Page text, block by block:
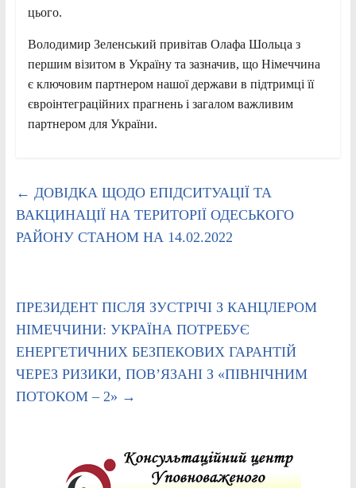
цього.
Володимир Зеленський привітав Олафа Шольца з
першим візитом в Україну та зазначив, що Німеччина
є ключовим партнером нашої держави в підтримці її
євроінтеграційних прагнень і загалом важливим
партнером для України.
← ДОВІДКА ЩОДО ЕПІДСИТУАЦІЇ ТА
ВАКЦИНАЦІЇ НА ТЕРИТОРІЇ ОДЕСЬКОГО
РАЙОНУ СТАНОМ НА 14.02.2022
ПРЕЗИДЕНТ ПІСЛЯ ЗУСТРІЧІ З КАНЦЛЕРОМ
НІМЕЧЧИНИ: УКРАЇНА ПОТРЕБУЄ
ЕНЕРГЕТИЧНИХ БЕЗПЕКОВИХ ГАРАНТІЙ
ЧЕРЕЗ РИЗИКИ, ПОВ’ЯЗАНІ З «ПІВНІЧНИМ
ПОТОКОМ – 2» →